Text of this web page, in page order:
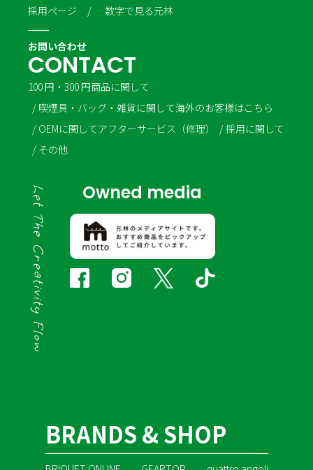
採用ページ 数字で見る元林
お問い合わせ
CONTACT
100 円・300 円商品に関して
喫煙具・バッグ・雑貨に関して海外のお客様はこちら
OEMに関してアフターサービス（修理）
採用に関して
その他
Owned media
BRANDS & SHOP